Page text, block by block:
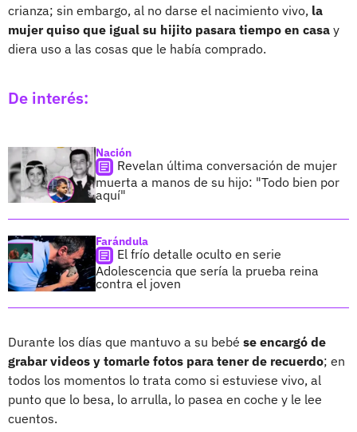
crianza; sin embargo, al no darse el nacimiento vivo, la
mujer quiso que igual su hijito pasara tiempo en casa y
diera uso a las cosas que le había comprado.
De interés:
Nación
Revelan última conversación de mujer
muerta a manos de su hijo: "Todo bien por
aquí"
Farándula
El frío detalle oculto en serie
Adolescencia que sería la prueba reina
contra el joven
Durante los días que mantuvo a su bebé se encargó de
grabar videos y tomarle fotos para tener de recuerdo; en
todos los momentos lo trata como si estuviese vivo, al
punto que lo besa, lo arrulla, lo pasea en coche y le lee
cuentos.